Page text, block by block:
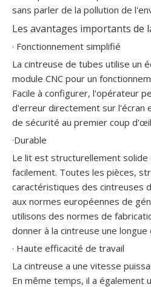
sans parler de la pollution de
Les avantages importants de
· Fonctionnement simplifié
La cintreuse de tubes utilise un
module CNC pour un
Facile à configurer, l'opérateur
d'erreur directement sur l'écran
de sécurité au premier coup
·Durable
Le lit est structurellement
facilement. Toutes les pièces,
caractéristiques des cintreuses
aux normes européennes de
utilisons des normes de
donner à la cintreuse une longue
· Haute efficacité de travail
La cintreuse a une vitesse
En même temps, il a également